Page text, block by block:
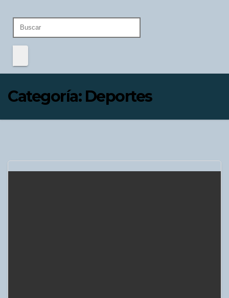
Categoría: Deportes